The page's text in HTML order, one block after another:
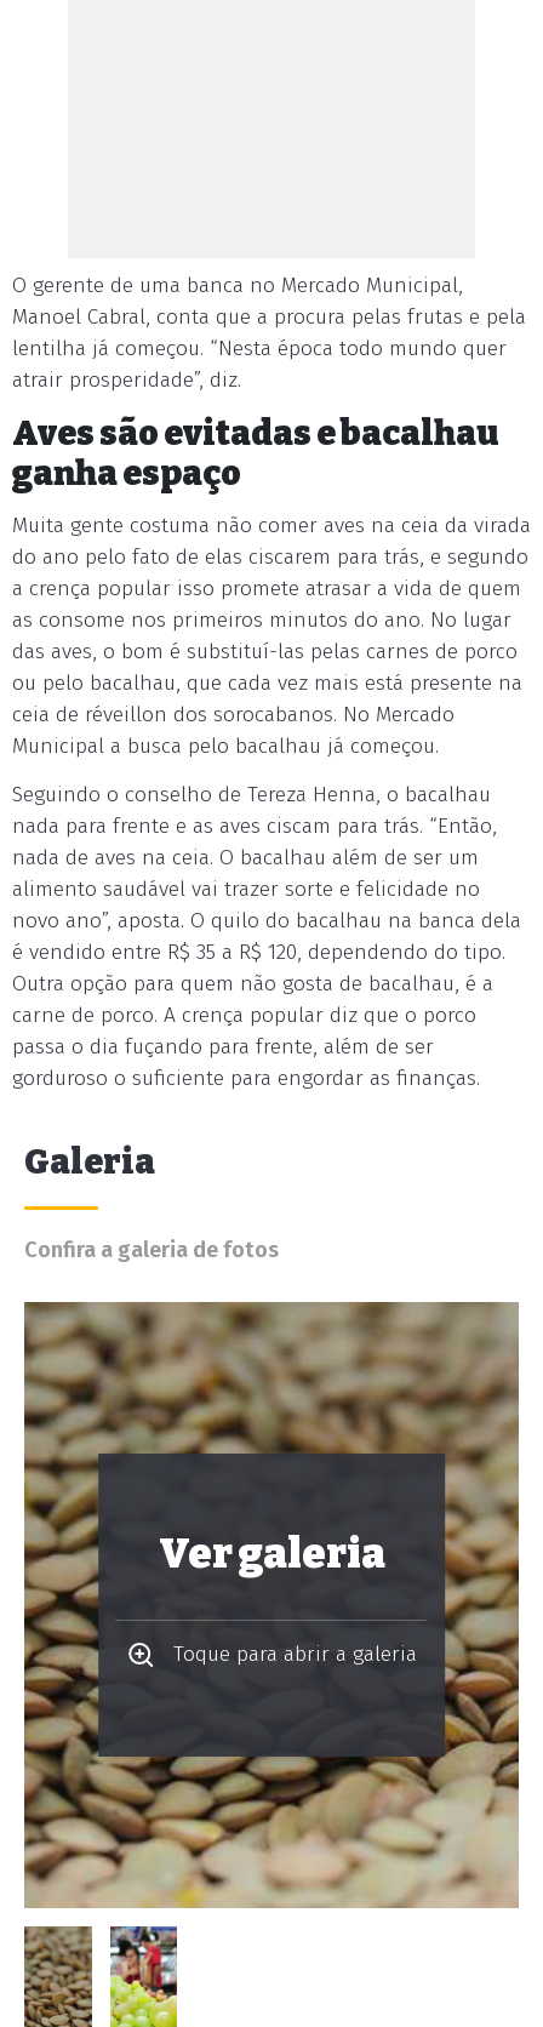
O gerente de uma banca no Mercado Municipal,
Manoel Cabral, conta que a procura pelas frutas e pela
lentilha já começou. “Nesta época todo mundo quer
atrair prosperidade”, diz.
Aves são evitadas e bacalhau
ganha espaço
Muita gente costuma não comer aves na ceia da virada
do ano pelo fato de elas ciscarem para trás, e segundo
a crença popular isso promete atrasar a vida de quem
as consome nos primeiros minutos do ano. No lugar
das aves, o bom é substituí-las pelas carnes de porco
ou pelo bacalhau, que cada vez mais está presente na
ceia de réveillon dos sorocabanos. No Mercado
Municipal a busca pelo bacalhau já começou.
Seguindo o conselho de Tereza Henna, o bacalhau
nada para frente e as aves ciscam para trás. “Então,
nada de aves na ceia. O bacalhau além de ser um
alimento saudável vai trazer sorte e felicidade no
novo ano”, aposta. O quilo do bacalhau na banca dela
é vendido entre R$ 35 a R$ 120, dependendo do tipo.
Outra opção para quem não gosta de bacalhau, é a
carne de porco. A crença popular diz que o porco
passa o dia fuçando para frente, além de ser
gorduroso o suficiente para engordar as finanças.
Galeria
Confira a galeria de fotos
Ver galeria
Toque para abrir a galeria